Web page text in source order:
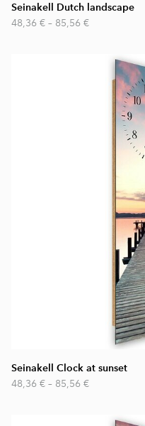
Seinakell Dutch landscape
48,36 € – 85,56 €
Seinakell Clock at sunset
48,36 € – 85,56 €